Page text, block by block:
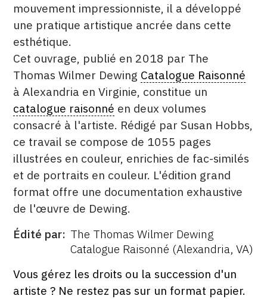
FACEBOOK
TWITTER
PINTEREST
mouvement impressionniste, il a développé
une pratique artistique ancrée dans cette
esthétique.
Cet ouvrage, publié en 2018 par The
Thomas Wilmer Dewing Catalogue Raisonné
à Alexandria en Virginie, constitue un
catalogue raisonné en deux volumes
consacré à l'artiste. Rédigé par Susan Hobbs,
ce travail se compose de 1055 pages
illustrées en couleur, enrichies de fac-similés
et de portraits en couleur. L'édition grand
format offre une documentation exhaustive
de l'œuvre de Dewing.
ÉDITÉ
Édité par The Thomas Wilmer Dewing
Catalogue Raisonné (Alexandria, VA)
FORMAT
ÉTAT
Vous gérez les droits ou la succession d'un
artiste ? Ne restez pas sur un format papier.